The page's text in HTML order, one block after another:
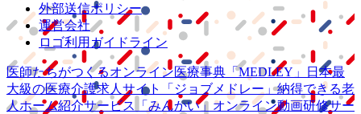
外部送信ポリシー
運営会社
ロゴ利用ガイドライン
医師たちがつくるオンライン医療事典 「MEDLEY」
日本最
大級の医療介護求人サイト 「ジョブメドレー」納得できる老
人ホーム紹介サービス
「みんかい」 オンライン動画研修サー